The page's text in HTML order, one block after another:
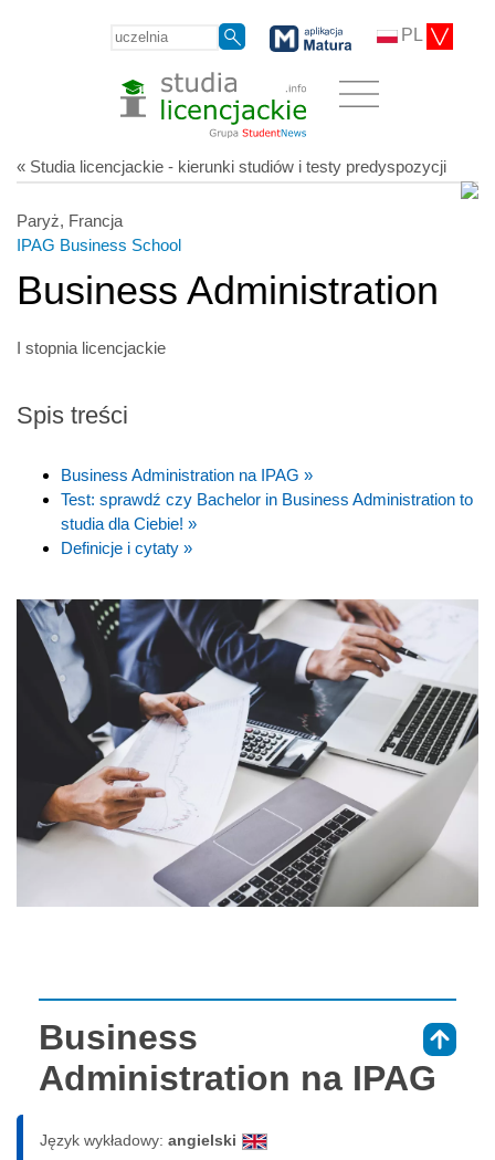
PL
« Studia licencjackie - kierunki studiów i testy predyspozycji
Paryż, Francja
IPAG Business School
Business Administration
I stopnia licencjackie
Spis treści
Business Administration na IPAG »
Test: sprawdź czy Bachelor in Business Administration to
studia dla Ciebie! »
Definicje i cytaty »
Business
Administration na IPAG
Język wykładowy: angielski